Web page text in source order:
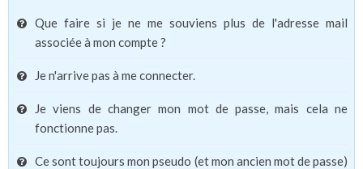
Que faire si je ne me souviens plus de l'adresse mail
associée à mon compte ?
Je n'arrive pas à me connecter.
Je viens de changer mon mot de passe, mais cela ne
fonctionne pas.
Ce sont toujours mon pseudo (et mon ancien mot de passe)